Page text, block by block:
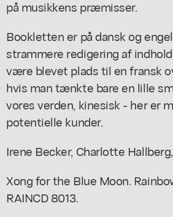
på musikkens præmisser.
Bookletten er på dansk og
strammere redigering af
være blevet plads til en fransk
hvis man tænkte bare en lille
vores verden, kinesisk - her er
potentielle kunder.
Irene Becker, Charlotte
Xong for the Blue Moon.
RAINCD 8013.